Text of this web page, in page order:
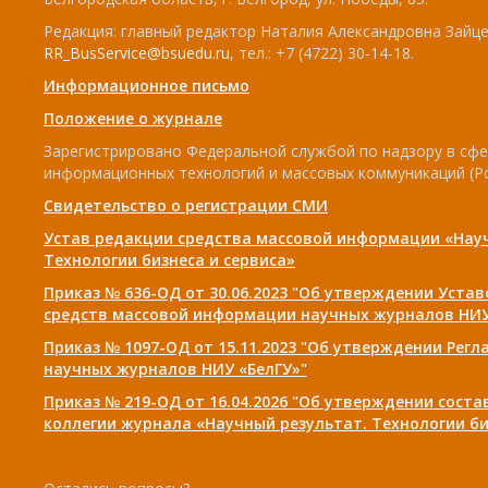
Редакция: главный редактор Наталия Александровна
RR_BusService@bsuedu.ru, тел.: +7 (4722) 30-14-18.
Информационное письмо
Положение о журнале
Зарегистрировано Федеральной службой по надзору в
информационных технологий и массовых коммуникаций
Свидетельство о регистрации СМИ
Устав редакции средства массовой информации
Технологии бизнеса и сервиса»
Приказ № 636-ОД от 30.06.2023 "Об утверждении
средств массовой информации научных журналов
Приказ № 1097-ОД от 15.11.2023 "Об утверждении
научных журналов НИУ «БелГУ»"
Приказ № 219-ОД от 16.04.2026 "Об утверждении
коллегии журнала «Научный результат. Технологии